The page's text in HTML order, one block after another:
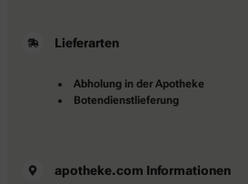
Lieferarten
Abholung in der Apotheke
Botendienstlieferung
apotheke.com Informationen